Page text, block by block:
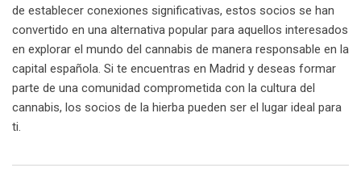
de establecer conexiones significativas, estos socios se han
convertido en una alternativa popular para aquellos interesados
en explorar el mundo del cannabis de manera responsable en la
capital española. Si te encuentras en Madrid y deseas formar
parte de una comunidad comprometida con la cultura del
cannabis, los socios de la hierba pueden ser el lugar ideal para
ti.